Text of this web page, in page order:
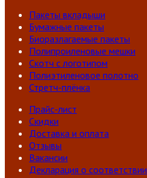
Пакеты вкладыши
Бумажные пакеты
Биоразлагаемые пакеты
Полипроиленовые мешки
Скотч с логотипом
Полиэтиленовое полотно
Стретч-плёнка
Прайс-лист
Скидки
Доставка и оплата
Отзывы
Вакансии
Декларация о соответствии